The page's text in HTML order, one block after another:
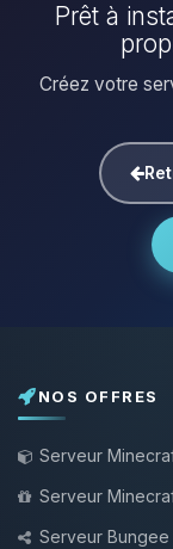
Prêt à
Créez votre
NOS OFFRES
Serveur
Serveur
Serveur